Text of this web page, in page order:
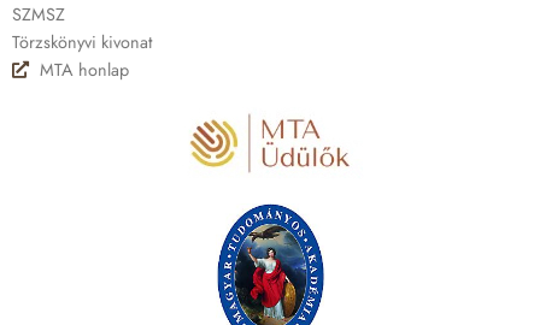
SZMSZ
Törzskönyvi kivonat
MTA honlap